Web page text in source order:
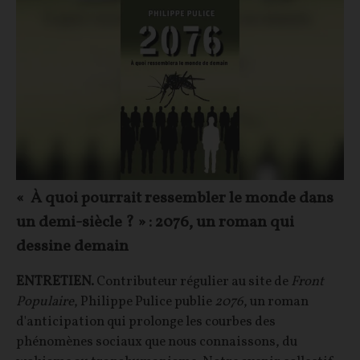
« À quoi pourrait ressembler le monde dans
un demi-siècle ? » : 2076, un roman qui
dessine demain
ENTRETIEN.Contributeur régulier au site de Front
Populaire, Philippe Pulice publie 2076, un roman
d'anticipation qui prolonge les courbes des
phénomènes sociaux que nous connaissons, du